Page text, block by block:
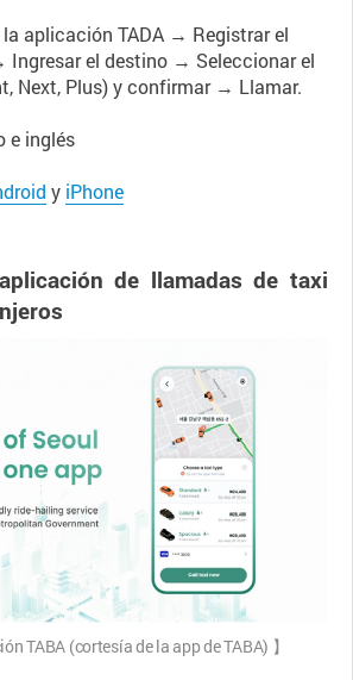
la aplicación TADA → Registrar el
Ingresar el destino → Seleccionar el
Next, Plus) y confirmar → Llamar.
e inglés
y iPhone
de llamadas de taxi
TABA (cortesía de la app de TABA) 】